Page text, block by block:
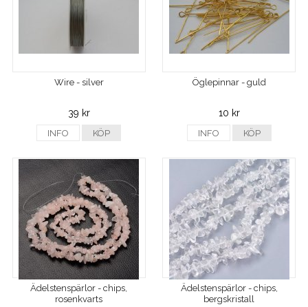
Wire - silver
39 kr
INFO KÖP
Öglepinnar - guld
10 kr
INFO KÖP
Ädelstenspärlor - chips,
rosenkvarts
Ädelstenspärlor - chips,
bergskristall